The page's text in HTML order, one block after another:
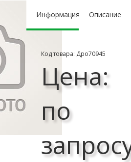
Информация Описание
Код товара: Дро70945
Цена:
по